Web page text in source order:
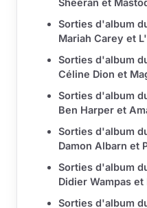
Sheeran et
Sorties d'album
Mariah Carey et
Sorties d'album
Céline Dion et
Sorties d'album
Ben Harper et
Sorties d'album
Damon Albarn et
Sorties d'album
Didier Wampas
Sorties d'album